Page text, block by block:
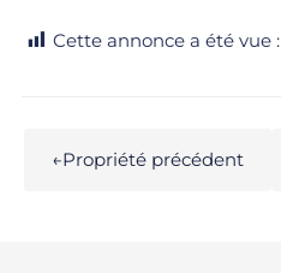
Cette annonce a été vue :
←Propriété précédent